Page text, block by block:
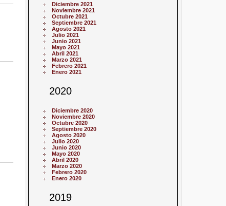
Diciembre 2021
Noviembre 2021
Octubre 2021
Septiembre 2021
Agosto 2021
Julio 2021
Junio 2021
Mayo 2021
Abril 2021
Marzo 2021
Febrero 2021
Enero 2021
2020
Diciembre 2020
Noviembre 2020
Octubre 2020
Septiembre 2020
Agosto 2020
Julio 2020
Junio 2020
Mayo 2020
Abril 2020
Marzo 2020
Febrero 2020
Enero 2020
2019